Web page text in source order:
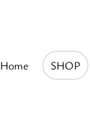
Home SHOP